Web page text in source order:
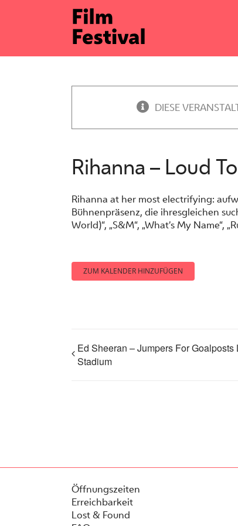
DIESE
Rihanna – Loud
Rihanna at her most electrifying:
Bühnenpräsenz, die ihresgleichen
World)“, „S&M“, „What’s My Name“,
ZUM KALENDER HINZUFÜGEN
Ed Sheeran – Jumpers For
Stadium
Öffnungszeiten
Erreichbarkeit
Lost & Found